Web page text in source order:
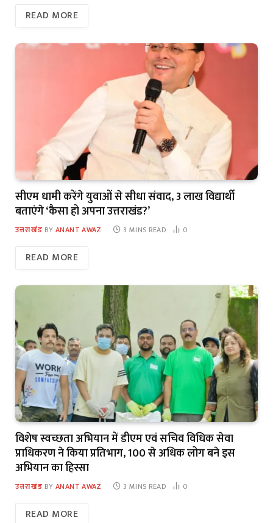
READ MORE
सीएम धामी करेंगे युवाओं से सीधा संवाद, 3 लाख विद्यार्थी
बताएंगे ‘कैसा हो अपना उत्तराखंड?’
उत्तराखंड BY ANANT AWAZ 3 MINS READ 0
READ MORE
विशेष स्वच्छता अभियान में डीएम एवं सचिव विधिक सेवा
प्राधिकरण ने किया प्रतिभाग, 100 से अधिक लोग बने इस
अभियान का हिस्सा
उत्तराखंड BY ANANT AWAZ 3 MINS READ 0
READ MORE